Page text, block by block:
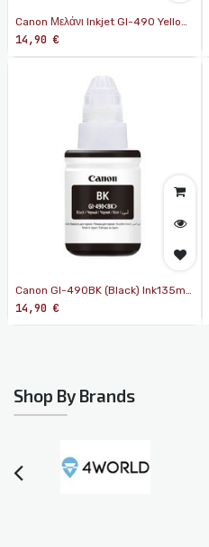
Canon Μελάνι Inkjet GI-490 Yellow
(0666C001) (CANGI-490Y)
14,90 €
Canon GI-490BK (Black) Ink135ml
(Yield 6,000 Pages)
14,90 €
Shop By Brands